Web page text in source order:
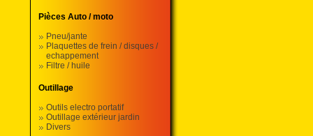
Pièces Auto / moto
Pneu/jante
Plaquettes de frein / disques /
echappement
Filtre / huile
Outillage
Outils electro portatif
Outillage extérieur jardin
Divers